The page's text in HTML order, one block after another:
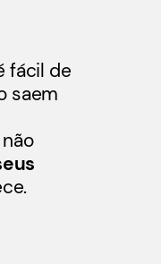
fácil de
saem